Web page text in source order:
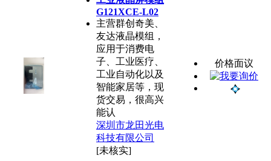
G121XCE-L02
主营群创奇美、
友达液晶模组，
应用于消费电
子、工业医疗、
工业自动化以及
智能家居等，现
货交易，很高兴
能认
深圳市龙田光电
科技有限公司
[未核实]
价格面议